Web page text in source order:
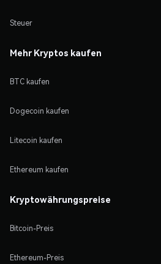
Steuer
Mehr Kryptos kaufen
BTC kaufen
Dogecoin kaufen
Litecoin kaufen
Ethereum kaufen
Kryptowährungspreise
Bitcoin-Preis
Ethereum-Preis